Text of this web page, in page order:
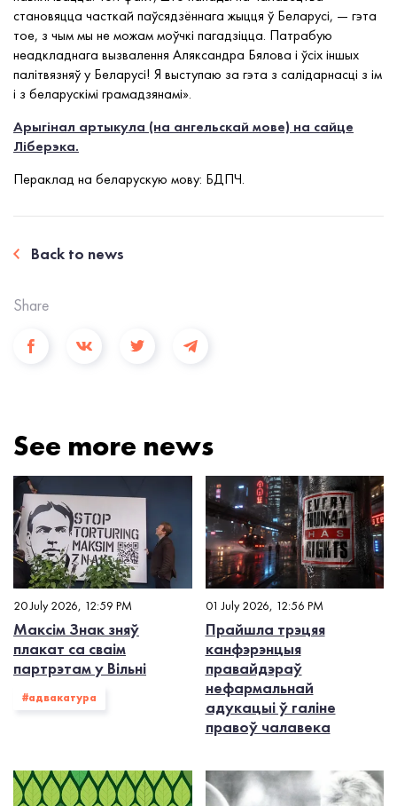
становяцца часткай паўсядзённага жыцця ў Беларусі, — гэта
тое, з чым мы не можам моўчкі пагадзіцца. Патрабую
неадкладнага вызвалення Аляксандра Бялова і ўсіх іншых
палітвязняў у Беларусі! Я выступаю за гэта з салідарнасці з ім
і з беларускімі грамадзянамі».
Арыгінал артыкула (на ангельскай мове) на сайце
Ліберэка.
Пераклад на беларускую мову: БДПЧ.
Back to news
Share
See more news
20 July 2026, 12:59 PM
Максім Знак зняў
плакат са сваім
партрэтам у Вільні
#адвакатура
01 July 2026, 12:56 PM
Прайшла трэцяя
канфэрэнцыя
правайдэраў
нефармальнай
адукацыі ў галіне
правоў чалавека